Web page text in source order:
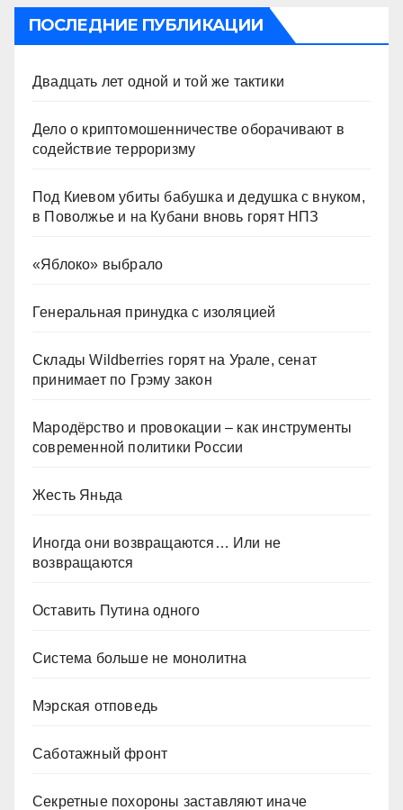
ПОСЛЕДНИЕ ПУБЛИКАЦИИ
Двадцать лет одной и той же тактики
Дело о криптомошенничестве оборачивают в
содействие терроризму
Под Киевом убиты бабушка и дедушка с внуком,
в Поволжье и на Кубани вновь горят НПЗ
«Яблоко» выбрало
Генеральная принудка с изоляцией
Склады Wildberries горят на Урале, сенат
принимает по Грэму закон
Мародёрство и провокации – как инструменты
современной политики России
Жесть Яньда
Иногда они возвращаются… Или не
возвращаются
Оставить Путина одного
Система больше не монолитна
Мэрская отповедь
Саботажный фронт
Секретные похороны заставляют иначе